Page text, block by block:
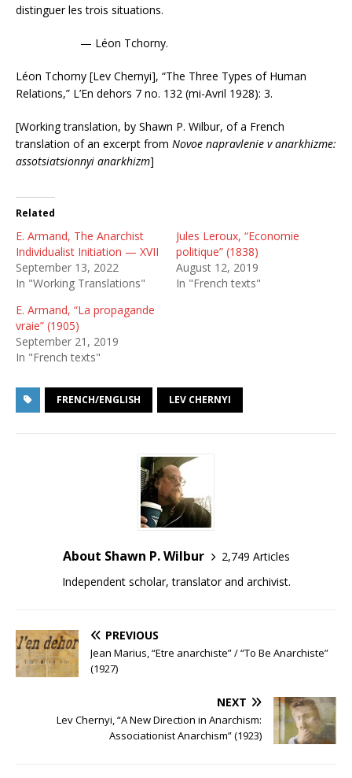
distinguer les trois situations.
— Léon Tchorny.
Léon Tchorny [Lev Chernyi], “The Three Types of Human
Relations,” L’En dehors 7 no. 132 (mi-Avril 1928): 3.
[Working translation, by Shawn P. Wilbur, of a French
translation of an excerpt from Novoe napravlenie v anarkhizme:
assotsiatsionnyi anarkhizm]
Related
E. Armand, The Anarchist
Individualist Initiation — XVII
September 13, 2022
In "Working Translations"
Jules Leroux, “Economie
politique” (1838)
August 12, 2019
In "French texts"
E. Armand, “La propagande
vraie” (1905)
September 21, 2019
In "French texts"
FRENCH/ENGLISH LEV CHERNYI
About Shawn P. Wilbur
2,749 Articles
Independent scholar, translator and archivist.
PREVIOUS
Jean Marius, “Etre anarchiste” / “To Be Anarchiste”
(1927)
NEXT
Lev Chernyi, “A New Direction in Anarchism:
Associationist Anarchism” (1923)